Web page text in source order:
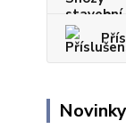
Novinky